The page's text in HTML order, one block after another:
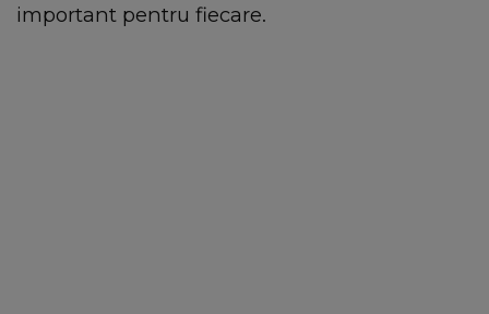
important pentru fiecare.